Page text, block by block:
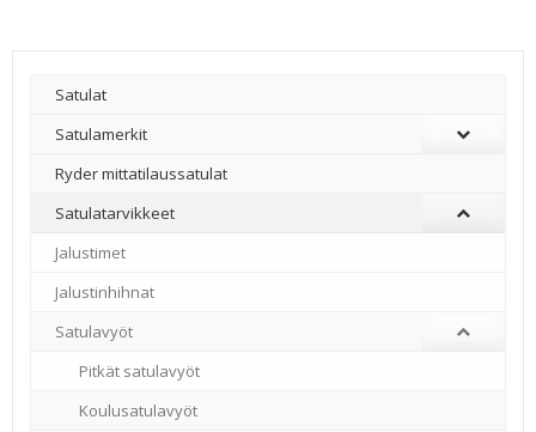
Satulat
Satulamerkit
Ryder mittatilaussatulat
Satulatarvikkeet
–
Jalustimet
Jalustinhihnat
Satulavyöt
Pitkät satulavyöt
Koulusatulavyöt